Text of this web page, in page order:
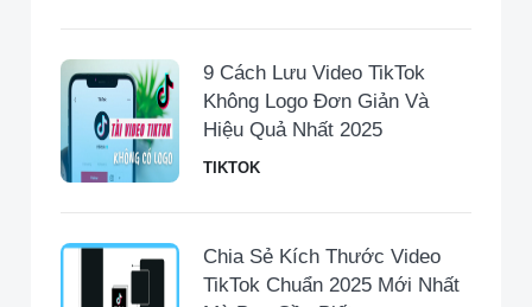
9 Cách Lưu Video TikTok
Không Logo Đơn Giản Và
Hiệu Quả Nhất 2025
TIKTOK
Chia Sẻ Kích Thước Video
TikTok Chuẩn 2025 Mới Nhất